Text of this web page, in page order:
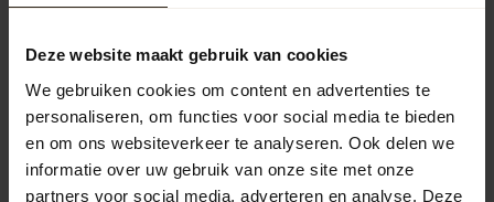
Deze website maakt gebruik van cookies
We gebruiken cookies om content en advertenties te
personaliseren, om functies voor social media te bieden
en om ons websiteverkeer te analyseren. Ook delen we
informatie over uw gebruik van onze site met onze
partners voor social media, adverteren en analyse. Deze
tuin besproeien, wat vooral handig is tijdens droge periodes. Dit
eenvoudiger.
Populaire categorieën
Regentonnen